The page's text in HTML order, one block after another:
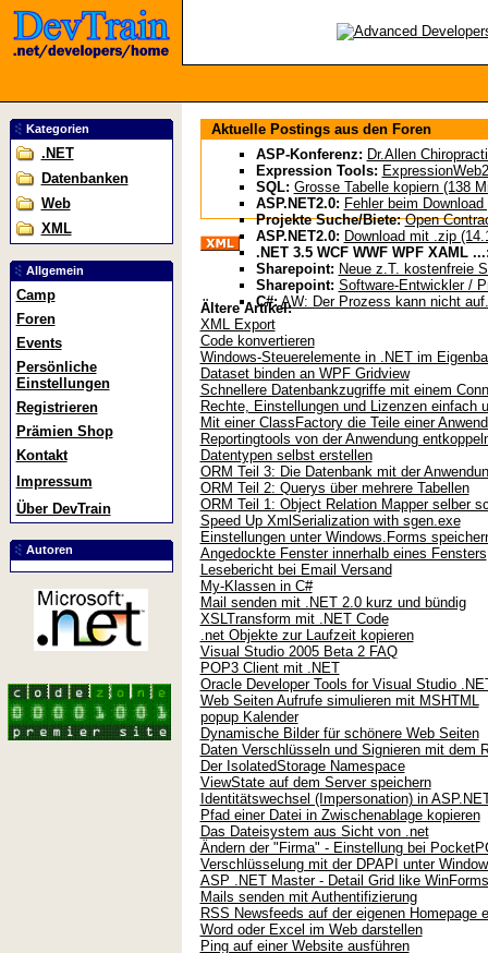
Kategorien
.NET
Datenbanken
Web
XML
Allgemein
Camp
Foren
Events
Persönliche
Einstellungen
Registrieren
Prämien Shop
Kontakt
Impressum
Über DevTrain
Autoren
Aktuelle Postings aus den Foren
ASP-Konferenz: Dr.Allen
Expression Tools:
SQL: Grosse Tabelle kopiern (138
ASP.NET2.0: Fehler beim
Projekte Suche/Biete: Open
ASP.NET2.0: Download mit .zip
.NET 3.5 WCF WWF WPF XAML
Sharepoint: Neue z.T. kostenfreie
Sharepoint: Software-Entwickler /
C#: AW: Der Prozess kann nicht
Ältere Artikel:
XML Export
Code konvertieren
Windows-Steuerelemente in .NET im
Dataset binden an WPF Gridview
Schnellere Datenbankzugriffe mit einem
Rechte, Einstellungen und Lizenzen einfach
Mit einer ClassFactory die Teile einer
Reportingtools von der Anwendung
Datentypen selbst erstellen
ORM Teil 3: Die Datenbank mit der
ORM Teil 2: Querys über mehrere Tabellen
ORM Teil 1: Object Relation Mapper selber
Speed Up XmlSerialization with sgen.exe
Einstellungen unter Windows.Forms
Angedockte Fenster innerhalb eines Fensters
Lesebericht bei Email Versand
My-Klassen in C#
Mail senden mit .NET 2.0 kurz und bündig
XSLTransform mit .NET Code
.net Objekte zur Laufzeit kopieren
Visual Studio 2005 Beta 2 FAQ
POP3 Client mit .NET
Oracle Developer Tools for Visual Studio
Web Seiten Aufrufe simulieren mit MSHTML
popup Kalender
Dynamische Bilder für schönere Web Seiten
Daten Verschlüsseln und Signieren mit dem
Der IsolatedStorage Namespace
ViewState auf dem Server speichern
Identitätswechsel (Impersonation) in
Pfad einer Datei in Zwischenablage kopieren
Das Dateisystem aus Sicht von .net
Ändern der "Firma" - Einstellung bei
Verschlüsselung mit der DPAPI unter
ASP .NET Master - Detail Grid like WinForms
Mails senden mit Authentifizierung
RSS Newsfeeds auf der eigenen Homepage
Word oder Excel im Web darstellen
Ping auf einer Website ausführen